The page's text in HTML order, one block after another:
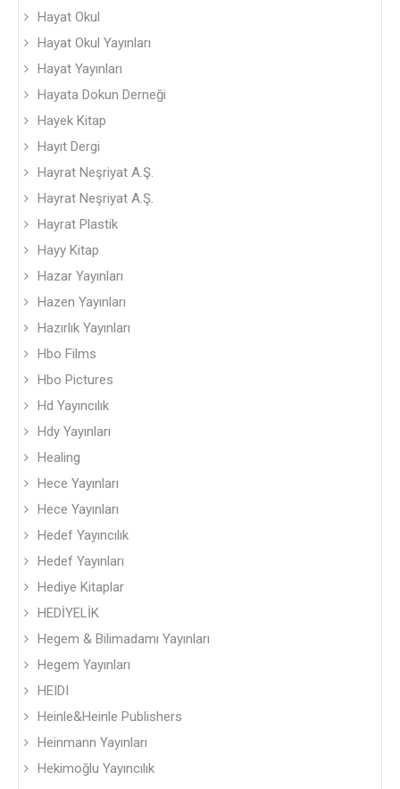
Hayat Okul
Hayat Okul Yayınları
Hayat Yayınları
Hayata Dokun Derneği
Hayek Kitap
Hayıt Dergi
Hayrat Neşriyat A.Ş.
Hayrat Neşriyat A.Ş.
Hayrat Plastik
Hayy Kitap
Hazar Yayınları
Hazen Yayınları
Hazırlık Yayınları
Hbo Films
Hbo Pictures
Hd Yayıncılık
Hdy Yayınları
Healing
Hece Yayınları
Hece Yayınları
Hedef Yayıncılık
Hedef Yayınları
Hediye Kitaplar
HEDİYELİK
Hegem & Bilimadamı Yayınları
Hegem Yayınları
HEIDI
Heinle&Heinle Publishers
Heinmann Yayınları
Hekimoğlu Yayıncılık